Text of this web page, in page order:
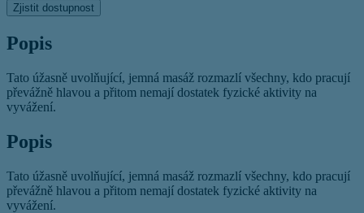
Zjistit dostupnost
Popis
Tato úžasně uvolňující, jemná masáž rozmazlí všechny, kdo pracují
převážně hlavou a přitom nemají dostatek fyzické aktivity na
vyvážení.
Popis
Tato úžasně uvolňující, jemná masáž rozmazlí všechny, kdo pracují
převážně hlavou a přitom nemají dostatek fyzické aktivity na
vyvážení.